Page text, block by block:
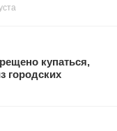
купаться,
городских